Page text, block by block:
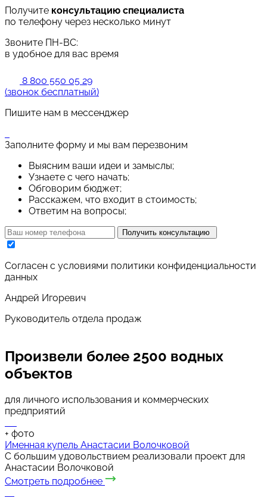
Получите консультацию специалиста
по телефону через несколько минут
Звоните ПН-ВС:
в удобное для вас время
8 800 550 05 29
(звонок бесплатный)
Пишите нам в мессенджер
Заполните форму и мы вам перезвоним
Выясним ваши идеи и замыслы;
Узнаете с чего начать;
Обговорим бюджет;
Расскажем, что входит в стоимость;
Ответим на вопросы;
Получить консультацию
Cогласен с условиями политики конфиденциальности
данных
Андрей Игоревич
Руководитель отдела продаж
Произвели более 2500 водных
объектов
для личного использования и коммерческих
предприятий
+ фото
Именная купель Анастасии Волочковой
С большим удовольствием реализовали проект для
Анастасии Волочковой
Смотреть подробнее